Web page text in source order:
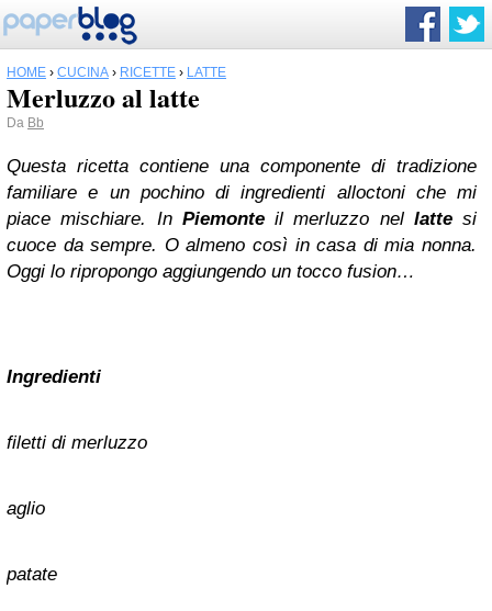
HOME › CUCINA › RICETTE › LATTE
Merluzzo al latte
Da Bb
Questa ricetta contiene una componente di tradizione
familiare e un pochino di ingredienti alloctoni che mi
piace mischiare. In Piemonteil merluzzo nel lattesi
cuoce da sempre. O almeno così in casa di mia nonna.
Oggi lo ripropongo aggiungendo un tocco fusion…
Ingredienti
filetti di merluzzo
aglio
patate